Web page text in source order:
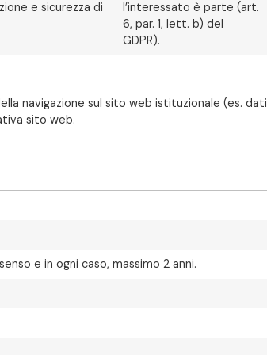
e sicurezza di
l’interessato è parte (art.
6, par. 1, lett. b) del
GDPR).
navigazione sul sito web istituzionale (es. dati
sito web.
e in ogni caso, massimo 2 anni.